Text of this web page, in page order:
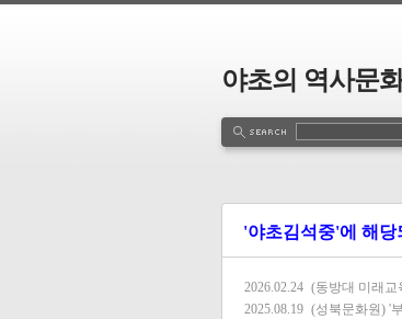
야초의 역사문
'야초김석중'에 해당
2026.02.24 (동방대 미래교
2025.08.19 (성북문화원) '